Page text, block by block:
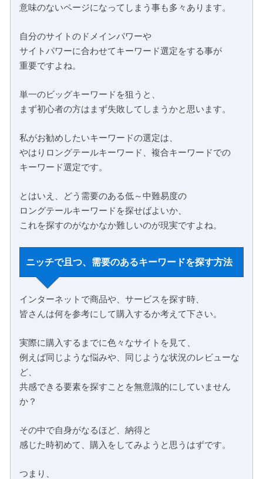
意味のないページになってしまう事も多々あります。
自分のサイトのドメインパワーや
サイトパワーに合わせてキーワード選定をする事が
重要ですよね。
単一のビッグキーワードを狙うと、
まず初心者の方はまず失敗してしまうかと思います。
私がお勧めしたいキーワードの選定は、
やはりロングテールキーワード、複合キーワードでの
キーワード選定です。
とはいえ、どう需要のある低～中難易度の
ロングテールキーワードを探せばよいか、
これを探すのがなかなか難しいのが現実ですよね。
ニッチで且つ、需要のあるキーワードを探す方法
インターネットで商品や、サービスを探す時、
皆さんは何を参考にして購入するか考えて下さい。
実際に購入するまでに色々なサイトを見て、
例えば同じような悩みや、同じような状況のレビューな
ど、
共感できる要素を探すことを無意識的にしていません
か？
その中で自身がなるほど、納得と
感じた時初めて、購入をしてみようと思うはずです。
つまり、